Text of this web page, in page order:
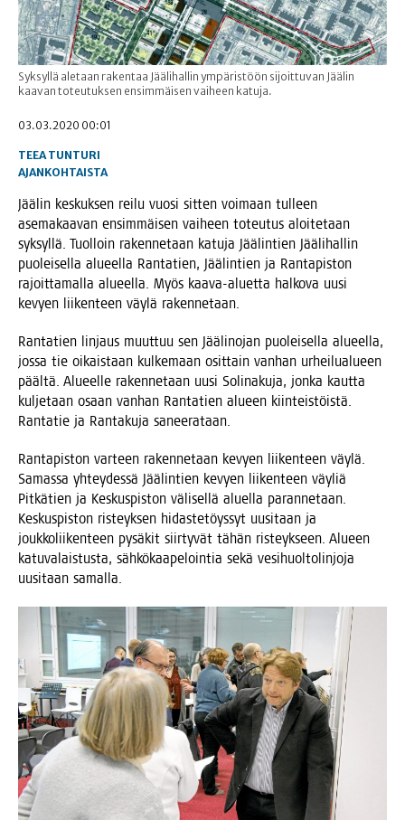
Syksyllä aletaan rakentaa Jäälihallin ympäristöön sijoittuvan Jäälin
kaavan toteutuksen ensimmäisen vaiheen katuja.
03.03.2020 00:01
TEEA TUNTURI
AJANKOHTAISTA
Jää­lin kes­kuk­sen rei­lu vuo­si sit­ten voi­maan tul­leen
ase­ma­kaa­van ensim­mäi­sen vai­heen toteu­tus aloi­te­taan
syk­syl­lä. Tuol­loin raken­ne­taan katu­ja Jää­lin­tien Jää­li­hal­lin
puo­lei­sel­la alu­eel­la Ran­ta­tien, Jää­lin­tien ja Ran­ta­pis­ton
rajoit­ta­mal­la alu­eel­la. Myös kaa­va-aluet­ta hal­ko­va uusi
kevyen lii­ken­teen väy­lä rakennetaan.
Ran­ta­tien lin­jaus muut­tuu sen Jää­li­no­jan puo­lei­sel­la alu­eel­la,
jos­sa tie oikais­taan kul­ke­maan osit­tain van­han urhei­lua­lu­een
pääl­tä. Alu­eel­le raken­ne­taan uusi Soli­na­ku­ja, jon­ka kaut­ta
kul­je­taan osaan van­han Ran­ta­tien alu­een kiin­teis­töis­tä.
Ran­ta­tie ja Ran­ta­ku­ja saneerataan.
Ran­ta­pis­ton var­teen raken­ne­taan kevyen lii­ken­teen väy­lä.
Samas­sa yhtey­des­sä Jää­lin­tien kevyen lii­ken­teen väy­liä
Pit­kä­tien ja Kes­kus­pis­ton väli­sel­lä aluel­la paran­ne­taan.
Kes­kus­pis­ton ris­teyk­sen hidas­te­töys­syt uusi­taan ja
jouk­ko­lii­ken­teen pysä­kit siir­ty­vät tähän ris­teyk­seen. Alu­een
katu­va­lais­tus­ta, säh­kö­kaa­pe­loin­tia sekä vesi­huol­to­lin­jo­ja
uusi­taan samalla.